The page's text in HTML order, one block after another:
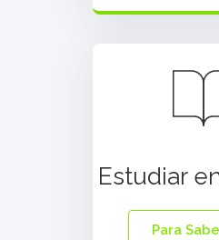
Estudiar
Para